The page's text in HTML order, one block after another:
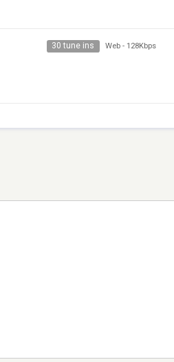
30 tune ins Web - 128Kbps